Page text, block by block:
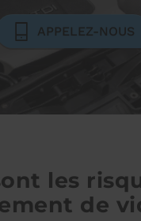
APPELEZ-NOUS
les
de